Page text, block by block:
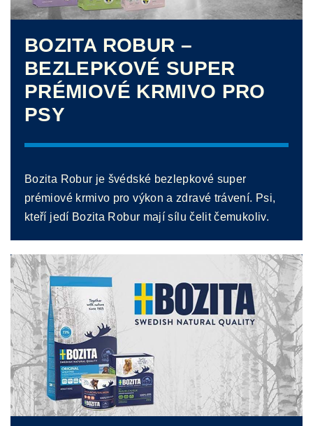
BOZITA ROBUR –
BEZLEPKOVÉ SUPER
PRÉMIOVÉ KRMIVO PRO
PSY
Bozita Robur je švédské bezlepkové super
prémiové krmivo pro výkon a zdravé trávení. Psi,
kteří jedí Bozita Robur mají sílu čelit čemukoliv.